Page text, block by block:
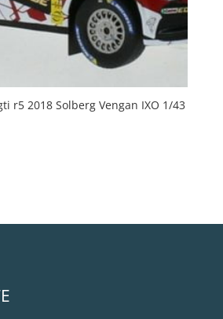
r5 2018 Solberg Vengan IXO 1/43